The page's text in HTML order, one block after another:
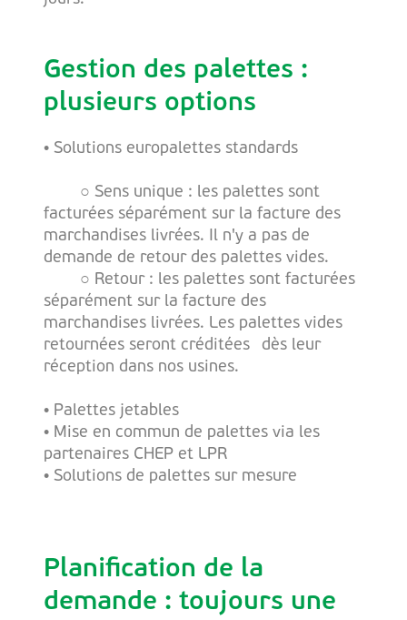
Gestion des palettes :
plusieurs options
• Solutions europalettes standards
○ Sens unique : les palettes sont
facturées séparément sur la facture des
marchandises livrées. Il n'y a pas de
demande de retour des palettes vides.
○ Retour : les palettes sont facturées
séparément sur la facture des
marchandises livrées. Les palettes vides
retournées seront créditées
dès leur
réception dans nos usines.
• Palettes jetables
• Mise en commun de palettes via les
partenaires CHEP et LPR
• Solutions de palettes sur mesure
Planification de la
demande : toujours une